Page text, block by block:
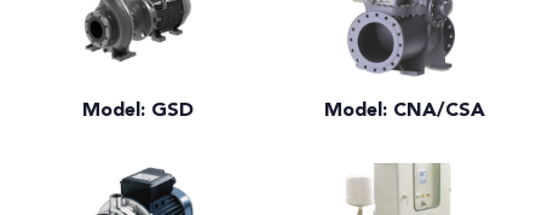
Model: GSD Model: CNA/CSA